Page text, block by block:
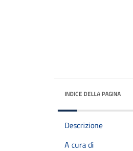
INDICE DELLA PAGINA
Descrizione
A cura di